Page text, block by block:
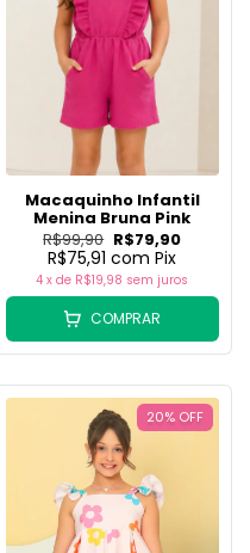
Macaquinho Infantil
Menina Bruna Pink
R$99,90 R$79,90
R$75,91com Pix
4 x de R$19,98 sem juros
COMPRAR
20% OFF